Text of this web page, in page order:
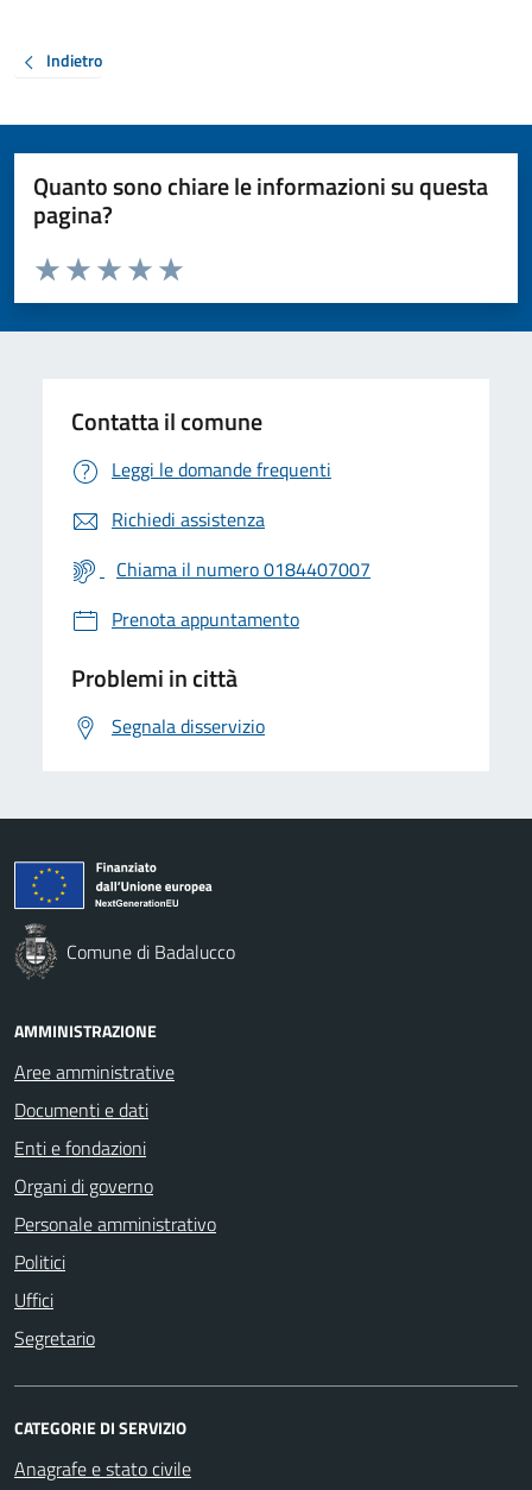
Indietro
Quanto sono chiare le informazioni su questa
pagina?
Valuta da 1 a 5 stelle la pagina
Valuta 5 stelle su 5
Valuta 4 stelle su 5
Valuta 3 stelle su 5
Valuta 2 stelle su 5
Valuta 1 stelle su 5
Contatta il comune
Leggi le domande frequenti
Richiedi assistenza
Chiama il numero 0184407007
Prenota appuntamento
Problemi in città
Segnala disservizio
Comune di Badalucco
AMMINISTRAZIONE
Aree amministrative
Documenti e dati
Enti e fondazioni
Organi di governo
Personale amministrativo
Politici
Uffici
Segretario
CATEGORIE DI SERVIZIO
Anagrafe e stato civile